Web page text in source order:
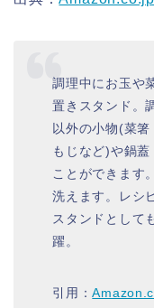
調理中にお玉や
置きスタンド。
以外の小物(菜
もじなど)や鍋
ことができます
洗えます。レシ
スタンドとして
躍。
引用：